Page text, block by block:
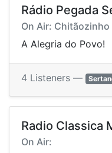
Rádio Pegada
On Air:
A Alegria do Povo!
4 Listeners —
Radio Classica
On Air: